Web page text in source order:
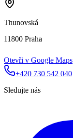
Thunovská
11800 Praha
Otevři v Google Maps
+420 730 542 040
Sledujte nás